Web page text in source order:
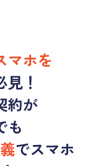
マホを
見！
約が
も
でスマホ